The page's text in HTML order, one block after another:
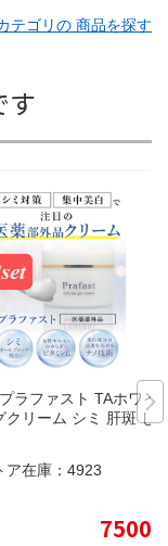
テゴリの 商品を探す
す
ラファスト TAホワイ
クリーム シミ 肝斑 し
在庫： 4923
7500